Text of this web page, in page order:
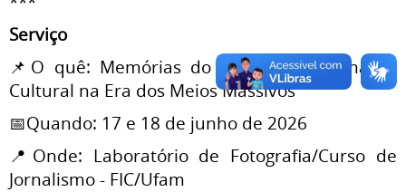
Serviço
📌O quê: Memórias do Século 20: Formação
Cultural na Era dos Meios Massivos
📅Quando: 17 e 18 de junho de 2026
📍Onde: Laboratório de Fotografia/Curso de
Jornalismo - FIC/Ufam